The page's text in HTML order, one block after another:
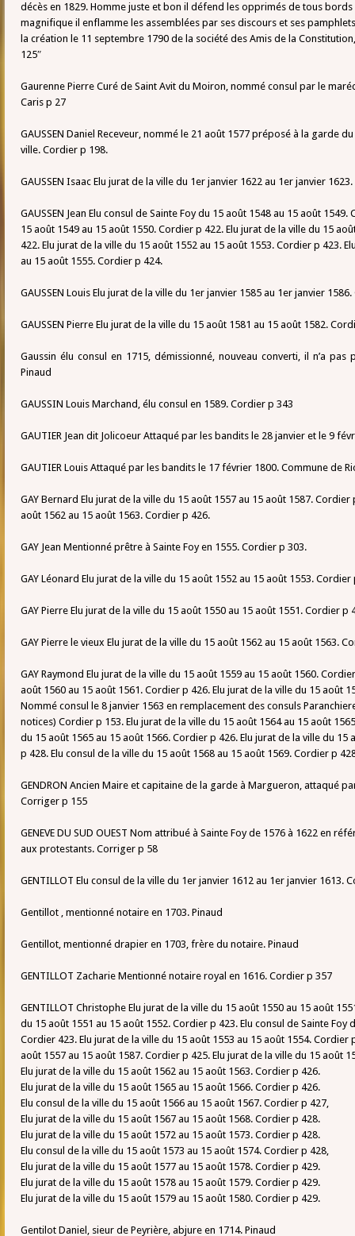
décès en 1829. Homme juste et bon il défend les opprimés de tous
magnifique il enflamme les assemblées par ses discours et ses
la création le 11 septembre 1790 de la société des Amis de la
125″
Gaurenne Pierre Curé de Saint Avit du Moiron, nommé consul par le
Caris p 27
GAUSSEN Daniel Receveur, nommé le 21 août 1577 préposé à la garde
ville. Cordier p 198.
GAUSSEN Isaac Elu jurat de la ville du 1er janvier 1622 au 1er janvier
GAUSSEN Jean Elu consul de Sainte Foy du 15 août 1548 au 15 août
15 août 1549 au 15 août 1550. Cordier p 422. Elu jurat de la ville du 15
422. Elu jurat de la ville du 15 août 1552 au 15 août 1553. Cordier p 423.
au 15 août 1555. Cordier p 424.
GAUSSEN Louis Elu jurat de la ville du 1er janvier 1585 au 1er janvier
GAUSSEN Pierre Elu jurat de la ville du 15 août 1581 au 15 août 1582.
Gaussin élu consul en 1715, démissionné, nouveau converti, il n’a
Pinaud
GAUSSIN Louis Marchand, élu consul en 1589. Cordier p 343
GAUTIER Jean dit Jolicoeur Attaqué par les bandits le 28 janvier et le 9
GAUTIER Louis Attaqué par les bandits le 17 février 1800. Commune de
GAY Bernard Elu jurat de la ville du 15 août 1557 au 15 août 1587. Cordier
août 1562 au 15 août 1563. Cordier p 426.
GAY Jean Mentionné prêtre à Sainte Foy en 1555. Cordier p 303.
GAY Léonard Elu jurat de la ville du 15 août 1552 au 15 août 1553. Cordier
GAY Pierre Elu jurat de la ville du 15 août 1550 au 15 août 1551. Cordier p
GAY Pierre le vieux Elu jurat de la ville du 15 août 1562 au 15 août 1563.
GAY Raymond Elu jurat de la ville du 15 août 1559 au 15 août 1560.
août 1560 au 15 août 1561. Cordier p 426. Elu jurat de la ville du 15 août
Nommé consul le 8 janvier 1563 en remplacement des consuls
notices) Cordier p 153. Elu jurat de la ville du 15 août 1564 au 15 août
du 15 août 1565 au 15 août 1566. Cordier p 426. Elu jurat de la ville du 15
p 428. Elu consul de la ville du 15 août 1568 au 15 août 1569. Cordier p
GENDRON Ancien Maire et capitaine de la garde à Margueron, attaqué
Corriger p 155
GENEVE DU SUD OUEST Nom attribué à Sainte Foy de 1576 à 1622 en
aux protestants. Corriger p 58
GENTILLOT Elu consul de la ville du 1er janvier 1612 au 1er janvier 1613.
Gentillot , mentionné notaire en 1703. Pinaud
Gentillot, mentionné drapier en 1703, frère du notaire. Pinaud
GENTILLOT Zacharie Mentionné notaire royal en 1616. Cordier p 357
GENTILLOT Christophe Elu jurat de la ville du 15 août 1550 au 15 août
du 15 août 1551 au 15 août 1552. Cordier p 423. Elu consul de Sainte Foy
Cordier 423. Elu jurat de la ville du 15 août 1553 au 15 août 1554. Cordier
août 1557 au 15 août 1587. Cordier p 425. Elu jurat de la ville du 15 août
Elu jurat de la ville du 15 août 1562 au 15 août 1563. Cordier p 426.
Elu jurat de la ville du 15 août 1565 au 15 août 1566. Cordier p 426.
Elu consul de la ville du 15 août 1566 au 15 août 1567. Cordier p 427,
Elu jurat de la ville du 15 août 1567 au 15 août 1568. Cordier p 428.
Elu jurat de la ville du 15 août 1572 au 15 août 1573. Cordier p 428.
Elu consul de la ville du 15 août 1573 au 15 août 1574. Cordier p 428,
Elu jurat de la ville du 15 août 1577 au 15 août 1578. Cordier p 429.
Elu jurat de la ville du 15 août 1578 au 15 août 1579. Cordier p 429.
Elu jurat de la ville du 15 août 1579 au 15 août 1580. Cordier p 429.
Gentilot Daniel, sieur de Peyrière, abjure en 1714. Pinaud